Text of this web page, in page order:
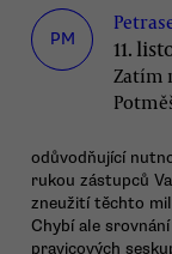
PM 11.
Zatím
odůvodňující
rukou zástupců
zneužití těchto
Chybí ale
pravicových